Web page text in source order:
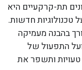
תת-קרקעיים היא
חדשות.
בהבנה מעמיקה
התפעול של
טעויות ותשפר את